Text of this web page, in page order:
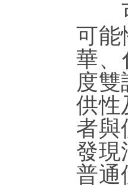
可
可能
華、
度
供性
者與
發現
普通